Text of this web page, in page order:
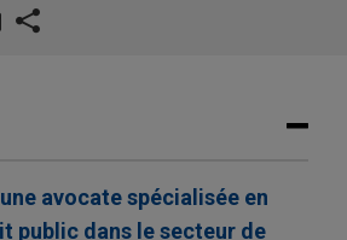
avocate spécialisée en
public dans le secteur de